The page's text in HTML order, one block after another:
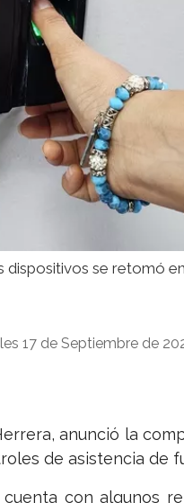
dispositivos se retomó
17 de Septiembre de
anunció la
de asistencia de
con algunos